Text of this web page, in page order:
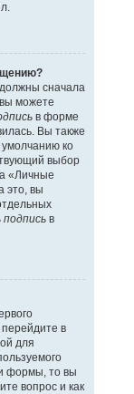
сначала
можете
в форме
Вы также
ко
выбор
«Личные
это, вы
в
в
для
формы, то вы
вопрос и как